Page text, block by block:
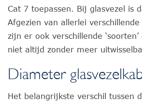
Cat 7 toepassen. Bij glasvezel is
Afgezien van allerlei
zijn er ook verschillende
niet altijd zonder meer
Diameter
Het belangrijkste verschil tussen